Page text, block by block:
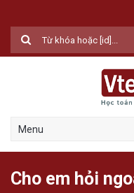
Menu
Cho em hỏi